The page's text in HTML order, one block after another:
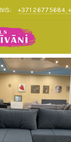
+371 26775684,